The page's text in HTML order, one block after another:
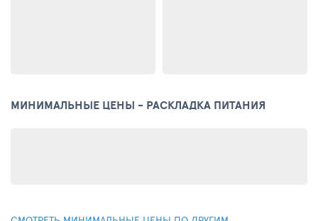
МИНИМАЛЬНЫЕ ЦЕНЫ - РАСКЛАДКА ПИТАНИЯ